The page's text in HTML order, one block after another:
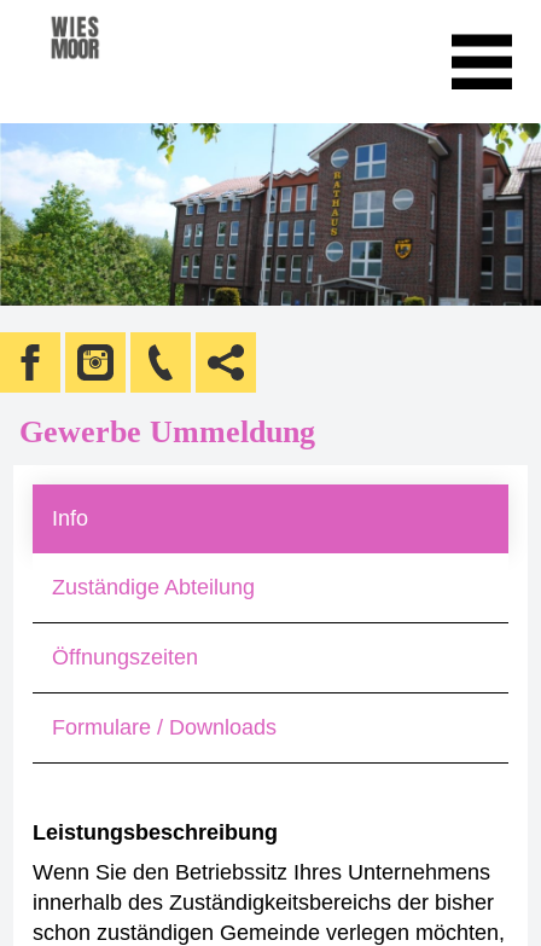
Gewerbe Ummeldung
Info
Zuständige Abteilung
Öffnungszeiten
Formulare / Downloads
Leistungsbeschreibung
Wenn Sie den Betriebssitz Ihres Unternehmens
innerhalb des Zuständigkeitsbereichs der bisher
schon zuständigen Gemeinde verlegen möchten,